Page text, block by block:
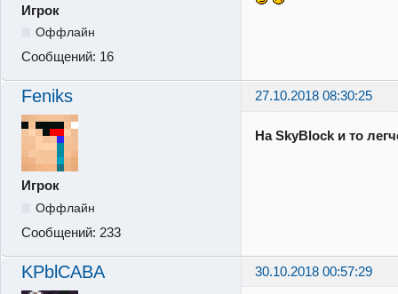
Игрок
Оффлайн
Сообщений: 16
Feniks 27.10.2018 08:30:25
Игрок
Оффлайн
Сообщений: 233
На SkyBlock и то
KPblCABA 30.10.2018 00:57:29